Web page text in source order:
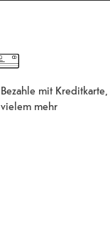
Bezahle mit
vielem mehr